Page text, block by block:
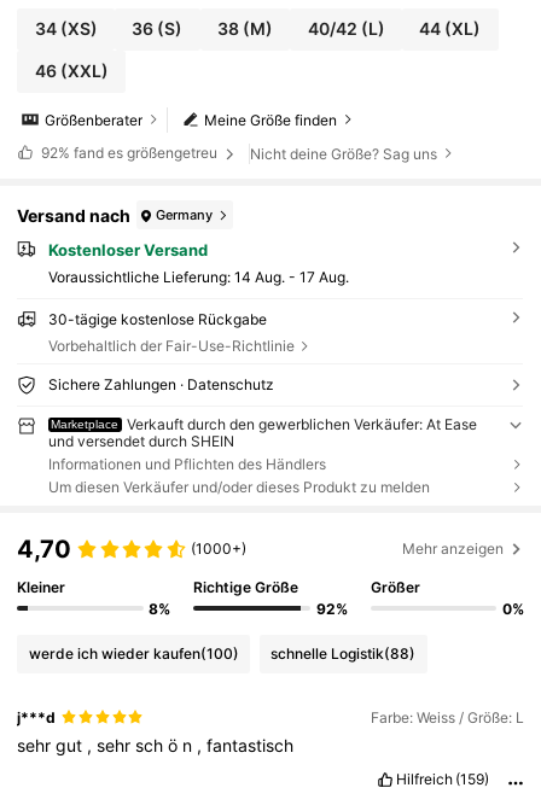
34(XS) 36 (S) 38(M) 40/42 (L) 44 (XL)
46(XXL)
Meine Größe finden
Größenberater
92% fand es größengetreu Nicht deine Größe? Sag uns
Versand nach Germany
Kostenloser Versand
Voraussichtliche Lieferung: 14 Aug. - 17 Aug.
30-tägige kostenlose Rückgabe
Vorbehaltlich der Fair-Use-Richtlinie
Sichere Zahlungen · Datenschutz
Marketplace
Verkauft durch den gewerblichen Verkäufer: At Ease
und versendet durch SHEIN
Informationen und Pflichten des Händlers
Um diesen Verkäufer und/oder dieses Produkt zu melden
4,70 (1000+) Mehr anzeigen
Kleiner
8%
Richtige Größe
92%
Größer
0%
werde ich wieder kaufen(100) schnelle Logistik(88)
j***d Farbe: Weiss / Größe: L
sehrgut ,sehrschö n ,fantastisch
Hilfreich (159)